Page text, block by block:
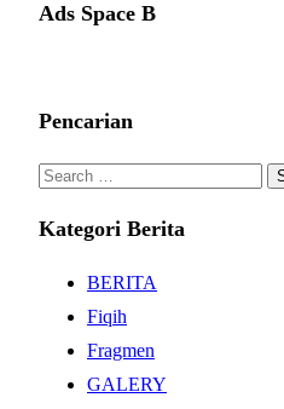
Ads Space B
Pencarian
Search
Kategori Berita
BERITA
Fiqih
Fragmen
GALERY